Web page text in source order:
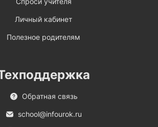
Личный кабинет
Полезное родителям
Обратная связь
school@infourok.ru